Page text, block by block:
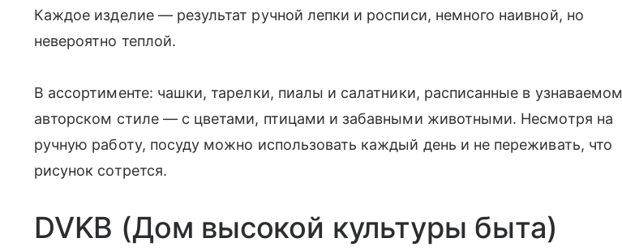
Каждое изделие — результат ручной лепки и росписи, немного наивной, но
невероятно теплой.
В ассортименте: чашки, тарелки, пиалы и салатники, расписанные в узнаваемом
авторском стиле — с цветами, птицами и забавными животными. Несмотря на
ручную работу, посуду можно использовать каждый день и не переживать, что
рисунок сотрется.
DVKB (Дом высокой культуры быта)